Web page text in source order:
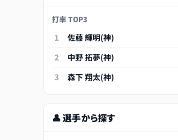
打率 TOP3
1 佐藤 輝明(神)
2
中野 拓夢(神)
3
森下 翔太(神)
👤 選手から探す